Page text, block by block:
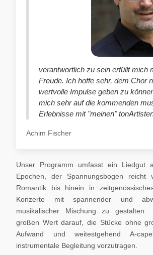
verantwortlich zu sein erfüllt mich
Freude. Ich hoffe sehr, dem Chor
wertvolle Impulse geben zu
mich sehr auf die kommenden
Erlebnisse mit "meinen"
Achim Fischer
Unser Programm umfasst ein Liedgut
Epochen, der Spannungsbogen reicht
Romantik bis hinein in
Konzerte mit spannender und
musikalischer Mischung zu
großen Wert darauf, die Stücke ohne
Aufwand und weitestgehend A-
instrumentale Begleitung vorzutragen.